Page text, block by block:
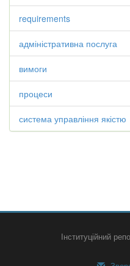
requirements
адміністративна послуга
вимоги
процеси
система управління якістю
Інституційний